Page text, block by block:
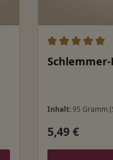
von 5 Sternen
Inhalt: 95 Gramm
Regulärer
5,49 €